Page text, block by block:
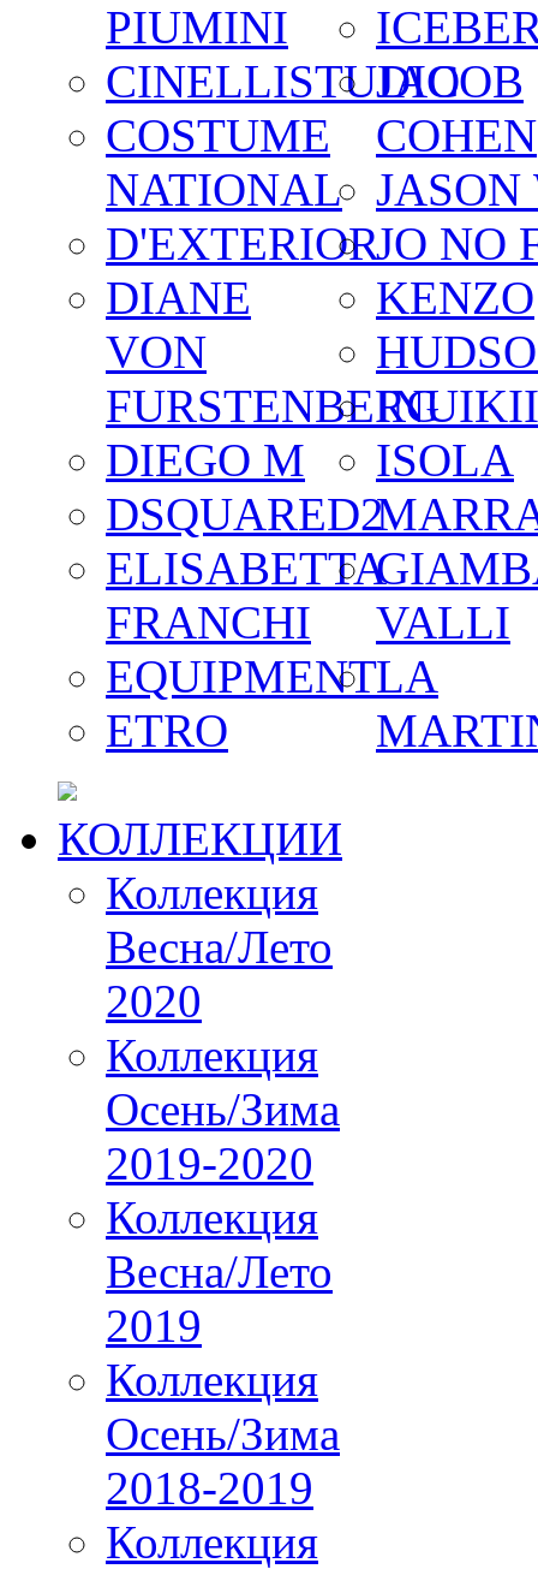
PIUMINI
CINELLISTUDIO
COSTUME
NATIONAL
D'EXTERIOR
DIANE
VON
FURSTENBERG
DIEGO M
DSQUARED2
ELISABETTA
FRANCHI
EQUIPMENT
ETRO
JACOB
COHEN
JASON
JO NO
KENZO
INUIKII
ISOLA
VALLI
LA
КОЛЛЕКЦИИ
Коллекция
Весна/Лето
2020
Коллекция
Осень/Зима
2019-2020
Коллекция
Весна/Лето
2019
Коллекция
Осень/Зима
2018-2019
Коллекция